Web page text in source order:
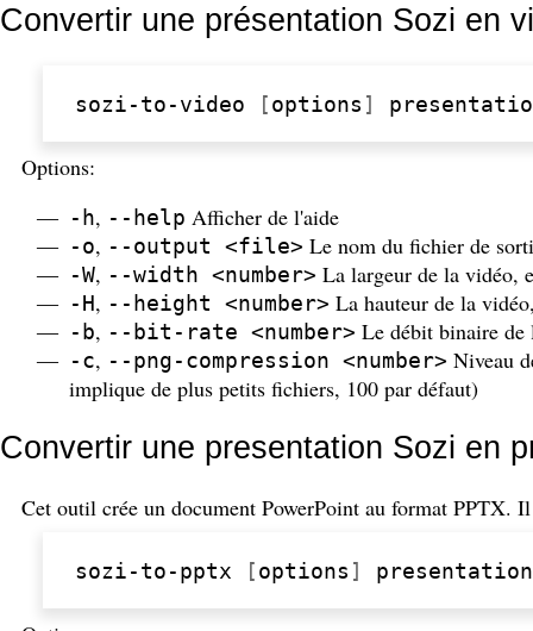
Convertir une présentation Sozi en
sozi-to-video [options ]
Options:
-h, --help Afficher de l'aide
-o, --output <file> Le nom du fichier de
-W, --width <number> La largeur de la vidéo,
-H, --height <number> La hauteur de la
-b, --bit-rate <number> Le débit binaire
-c, --png-compression <number> Niveau
implique de plus petits fichiers, 100 par défaut)
Convertir une presentation Sozi en
Cet outil crée un document PowerPoint au format PPTX.
sozi-to-pptx [options ]